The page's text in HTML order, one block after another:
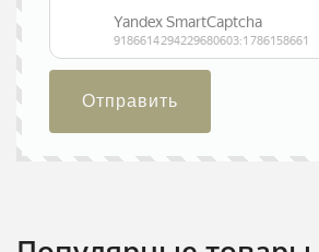
Отправить